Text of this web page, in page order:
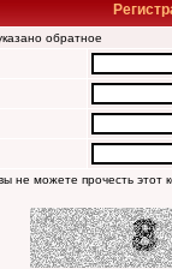
обратное
не можете прочесть этот